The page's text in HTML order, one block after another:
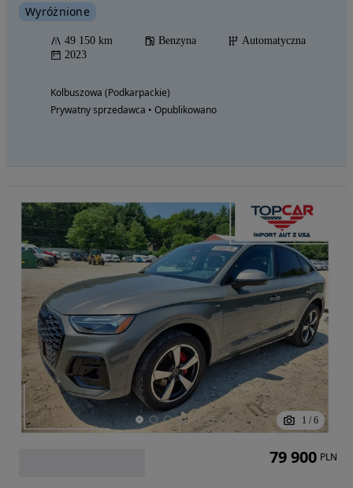
Wyróżnione
49 150 km Benzyna
Automatyczna
2023
Kolbuszowa (Podkarpackie)
Prywatny sprzedawca • Opublikowano
1 / 6
79 900 PLN